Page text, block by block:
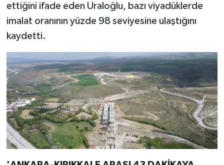
ettiğini ifade eden Uraloğlu, bazı viyadüklerde
imalat oranının yüzde 98 seviyesine ulaştığını
kaydetti.